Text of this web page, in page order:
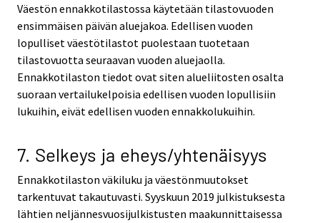
Väestön ennakkotilastossa käytetään tilastovuoden
ensimmäisen päivän aluejakoa. Edellisen vuoden
lopulliset väestötilastot puolestaan tuotetaan
tilastovuotta seuraavan vuoden aluejaolla.
Ennakkotilaston tiedot ovat siten alueliitosten osalta
suoraan vertailukelpoisia edellisen vuoden lopullisiin
lukuihin, eivät edellisen vuoden ennakkolukuihin.
7. Selkeys ja eheys/yhtenäisyys
Ennakkotilaston väkiluku ja väestönmuutokset
tarkentuvat takautuvasti. Syyskuun 2019 julkistuksesta
lähtien neljännesvuosijulkistusten maakunnittaisessa